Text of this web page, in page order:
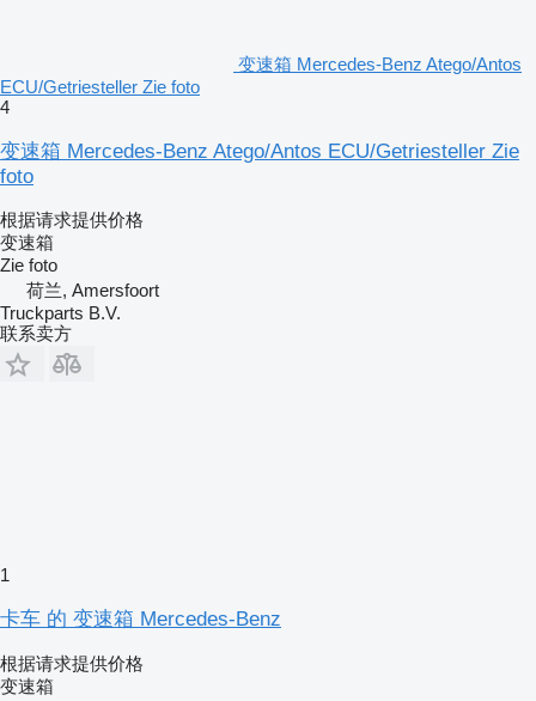
变速箱 Mercedes-Benz Atego/Antos
ECU/Getriesteller Zie foto
4
变速箱 Mercedes-Benz Atego/Antos ECU/Getriesteller Zie
foto
根据请求提供价格
变速箱
Zie foto
荷兰, Amersfoort
Truckparts B.V.
联系卖方
1
卡车 的 变速箱 Mercedes-Benz
根据请求提供价格
变速箱